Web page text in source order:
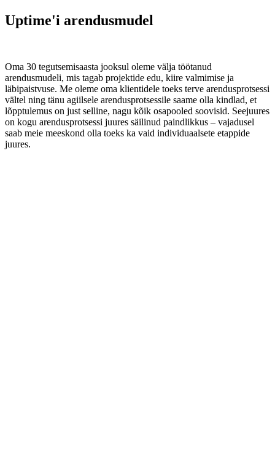
Uptime'i arendusmudel
Oma 30 tegutsemisaasta jooksul oleme välja töötanud
arendusmudeli, mis tagab projektide edu, kiire valmimise ja
läbipaistvuse. Me oleme oma klientidele toeks terve arendusprotsessi
vältel ning tänu agiilsele arendusprotsessile saame olla kindlad, et
lõpptulemus on just selline, nagu kõik osapooled soovisid. Seejuures
on kogu arendusprotsessi juures säilinud paindlikkus – vajadusel
saab meie meeskond olla toeks ka vaid individuaalsete etappide
juures.